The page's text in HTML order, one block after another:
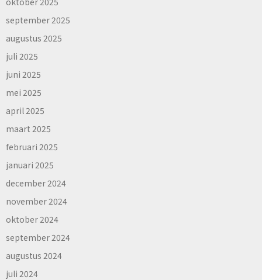
september 2025
augustus 2025
juli 2025
juni 2025
mei 2025
april 2025
maart 2025
februari 2025
januari 2025
december 2024
november 2024
oktober 2024
september 2024
augustus 2024
juli 2024